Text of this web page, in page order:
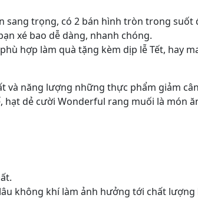
trọng, có 2 bán hình tròn trong suốt
xé bao dễ dàng, nhanh chóng.
hợp làm quà tặng kèm dịp lễ Tết, hay
và năng lượng những thực phẩm giảm
dẻ cười Wonderful rang muối là món
không khí làm ảnh hưởng tới chất lượng